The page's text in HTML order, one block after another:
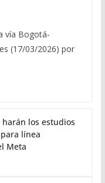
vía Bogotá-
(17/03/2026) por
harán los estudios
línea
Meta